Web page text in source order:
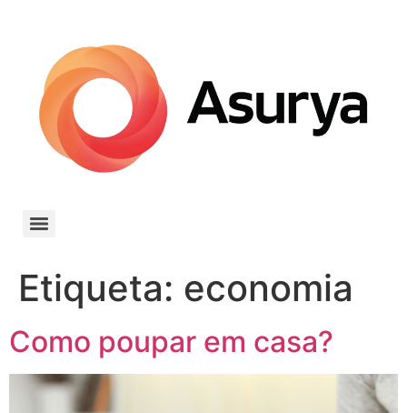
Etiqueta: economia
Como poupar em casa?